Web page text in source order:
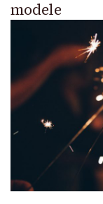
modele